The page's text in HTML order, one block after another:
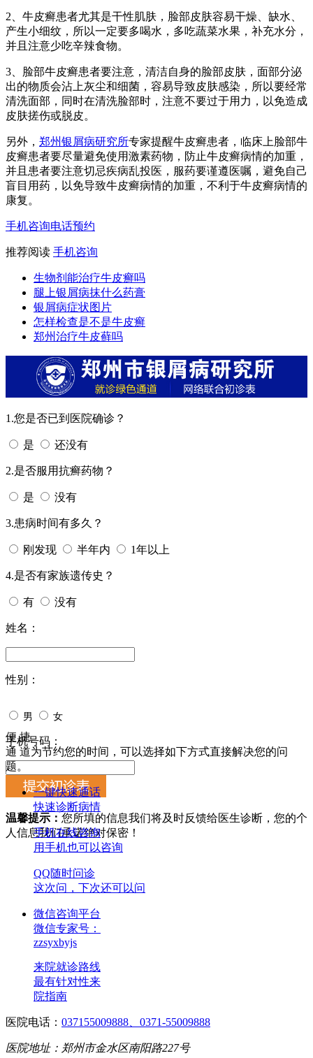
2、牛皮癣患者尤其是干性肌肤，脸部皮肤容易干燥、缺水、
产生小细纹，所以一定要多喝水，多吃蔬菜水果，补充水分，
并且注意少吃辛辣食物。
3、脸部牛皮癣患者要注意，清洁自身的脸部皮肤，面部分泌
出的物质会沾上灰尘和细菌，容易导致皮肤感染，所以要经常
清洗面部，同时在清洗脸部时，注意不要过于用力，以免造成
皮肤搓伤或脱皮。
另外， 郑州银屑病研究所专家提醒牛皮癣患者，临床上脸部牛
皮癣患者要尽量避免使用激素药物，防止牛皮癣病情的加重，
并且患者要注意切忌疾病乱投医，服药要谨遵医嘱，避免自己
盲目用药，以免导致牛皮癣病情的加重，不利于牛皮癣病情的
康复。
手机咨询电话预约
推荐阅读 手机咨询
生物剂能治疗牛皮癣吗
腿上银屑病抹什么药膏
银屑病症状图片
怎样检查是不是牛皮癣
郑州治疗牛皮藓吗
1.您是否已到医院确诊？
是 还没有
2.是否服用抗癣药物？
是 没有
3.患病时间有多久？
刚发现 半年内 1年以上
4.是否有家族遗传史？
有 没有
姓名：
性别：
男 女
手机号码：
温馨提示： 您所填的信息我们将及时反馈给医生诊断，您的个
人信息我们承诺绝对保密！
便 捷
通 道为节约您的时间，可以选择如下方式直接解决您的问
题。
一键快速通话
快速诊断病情
手机在线咨询
用手机也可以咨询
QQ随时问诊
这次问，下次还可以问
微信咨询平台
微信专家号：
zzsyxbyjs
来院就诊路线
最有针对性来
院指南
医院电话： 037155009888、0371-55009888
医院地址：郑州市金水区南阳路227号